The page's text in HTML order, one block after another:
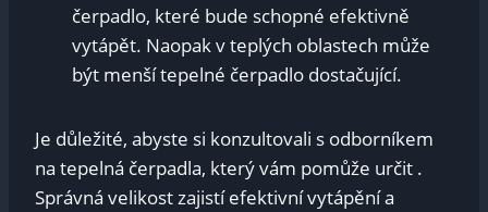
čerpadlo, ⁢které bude ⁤schopné efektivně
vytápět. Naopak⁣ v teplých⁣ oblastech‍ může
‌být menší​ tepelné čerpadlo ⁣dostačující.
Je důležité,‍ abyste ⁣si ⁣konzultovali s⁤ odborníkem
⁤na‍ tepelná čerpadla,⁣ který vám pomůže určit .
Správná velikost zajistí efektivní vytápění a‌